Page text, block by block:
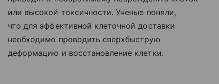
или высокой токсичности. Ученые поняли,
что для эффективной клеточной доставки
необходимо проводить сверхбыструю
деформацию и восстановление клетки.